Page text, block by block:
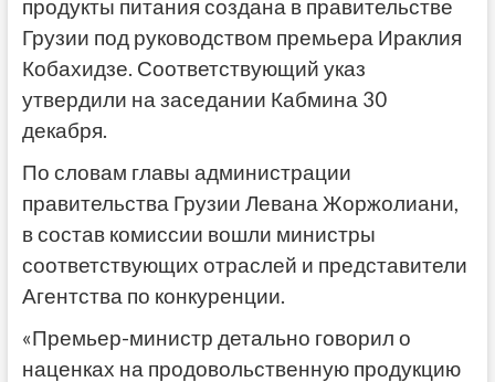
продукты питания создана в правительстве
Грузии под руководством премьера Ираклия
Кобахидзе. Соответствующий указ
утвердили на заседании Кабмина 30
декабря.
По словам главы администрации
правительства Грузии Левана Жоржолиани,
в состав комиссии вошли министры
соответствующих отраслей и представители
Агентства по конкуренции.
«Премьер-министр детально говорил о
наценках на продовольственную продукцию